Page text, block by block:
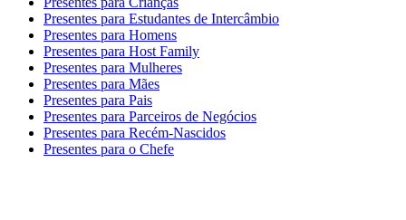
Presentes para Estudantes de Intercâmbio
Presentes para Homens
Presentes para Host Family
Presentes para Mulheres
Presentes para Mães
Presentes para Pais
Presentes para Parceiros de Negócios
Presentes para Recém-Nascidos
Presentes para o Chefe